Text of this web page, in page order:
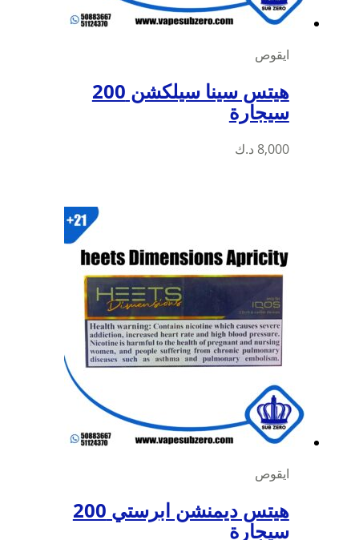
ايقوص
هيتس سينا سيلكشن 200
سيجارة
8,000 د.ك
ايقوص
هيتس ديمنشن ابرستي 200
سيجارة